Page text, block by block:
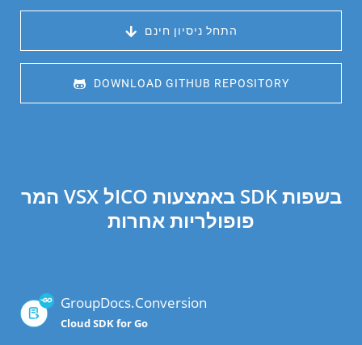
התחל ניסיון חינם
DOWNLOAD GITHUB REPOSITORY
המר VSX לICO באמצעות SDK בשפות
פופולריות אחרות
GroupDocs.Conversion
Cloud SDK for Go